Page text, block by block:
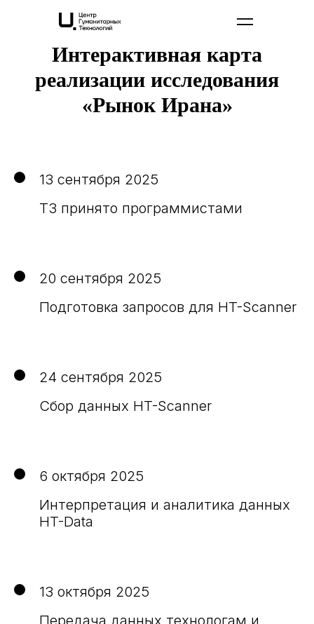
Интерактивная карта
реализации исследования
«Рынок Ирана»
13 сентября 2025
ТЗ принято программистами
20 сентября 2025
Подготовка запросов для HT-Scanner
24 сентября 2025
Сбор данных HT-Scanner
6 октября 2025
Интерпретация и аналитика данных
HT-Data
13 октября 2025
Передача данных технологам и